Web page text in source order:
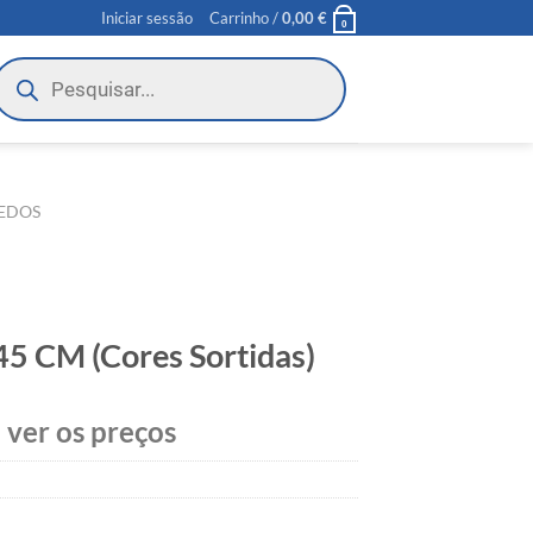
Iniciar sessão Carrinho /0,00€ 0
CM (Cores Sortidas)
os preços